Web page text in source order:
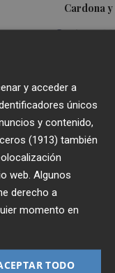
Cardona
3Más
San
estrellas
5 Estos
en
una
Quiero
y acceder a
únicos
y contenido,
(1913) también
web. Algunos
derecho a
momento en
TODO